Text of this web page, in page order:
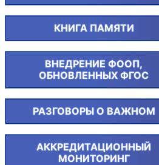
КНИГА ПАМЯТИ
ВНЕДРЕНИЕ ФООП,
ОБНОВЛЕННЫХ ФГОС
РАЗГОВОРЫ О ВАЖНОМ
АККРЕДИТАЦИОННЫЙ
МОНИТОРИНГ